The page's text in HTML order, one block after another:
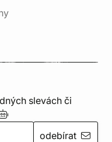
slevách či
odebírat